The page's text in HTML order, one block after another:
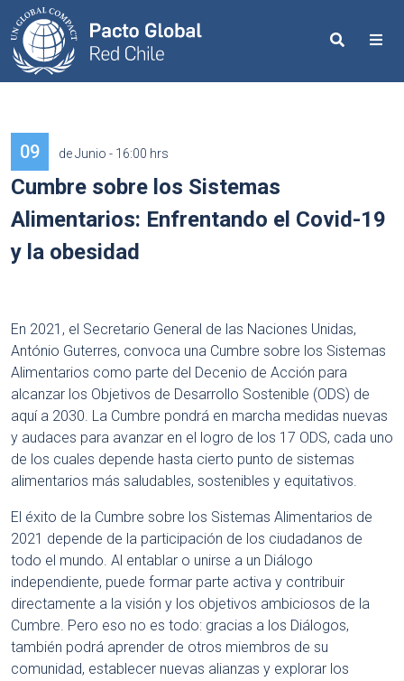
Search
09 de Junio - 16:00 hrs
Cumbre sobre los Sistemas
Alimentarios: Enfrentando el Covid-19
y la obesidad
En 2021, el Secretario General de las Naciones Unidas,
António Guterres, convoca una Cumbre sobre los Sistemas
Alimentarios como parte del Decenio de Acción para
alcanzar los Objetivos de Desarrollo Sostenible (ODS) de
aquí a 2030. La Cumbre pondrá en marcha medidas nuevas
y audaces para avanzar en el logro de los 17 ODS, cada uno
de los cuales depende hasta cierto punto de sistemas
alimentarios más saludables, sostenibles y equitativos.
El éxito de la Cumbre sobre los Sistemas Alimentarios de
2021 depende de la participación de los ciudadanos de
todo el mundo. Al entablar o unirse a un Diálogo
independiente, puede formar parte activa y contribuir
directamente a la visión y los objetivos ambiciosos de la
Cumbre. Pero eso no es todo: gracias a los Diálogos,
también podrá aprender de otros miembros de su
comunidad, establecer nuevas alianzas y explorar los